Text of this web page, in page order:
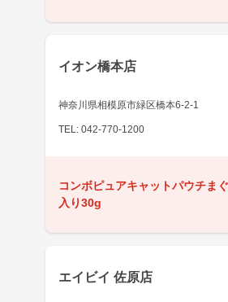
イオン橋本店
神奈川県相模原市緑区橋本6-2-1
TEL: 042-770-1200
コンボピュアキャットパウチま
入り30g
エイビイ 佐原店